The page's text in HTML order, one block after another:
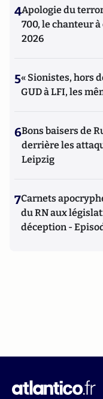
4Apologie du
700, le chanteur à
2026
5« Sionistes, hors
GUD à LFI, les
6Bons baisers de
derrière les
Leipzig
7Carnets
du RN aux
déception -